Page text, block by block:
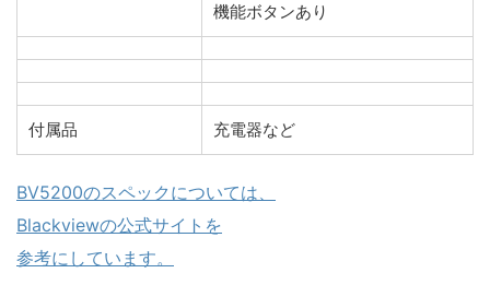
機能ボタンあり
付属品 充電器など
BV5200のスペックについては、
Blackviewの公式サイトを
参考にしています。